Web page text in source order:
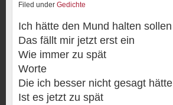
Filed under Gedichte
Ich hätte den Mund halten sollen
Das fällt mir jetzt erst ein
Wie immer zu spät
Worte
Die ich besser nicht gesagt hätte
Ist es jetzt zu spät